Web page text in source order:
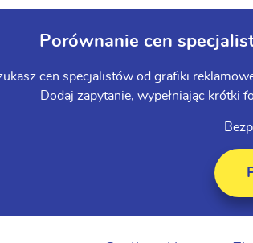
Porównanie cen
cen specjalistów od grafiki
Dodaj zapytanie, wypełniając krótki